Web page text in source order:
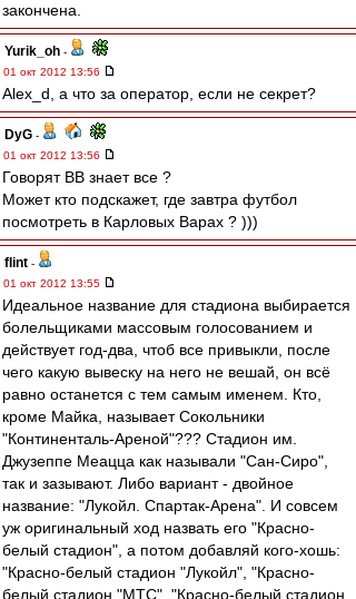
закончена.
Yurik_oh -
01 окт 2012 13:56
Alex_d, а что за оператор, если не секрет?
DyG -
01 окт 2012 13:56
Говорят ВВ знает все ?
Может кто подскажет, где завтра футбол
посмотреть в Карловых Варах ? )))
flint -
01 окт 2012 13:55
Идеальное название для стадиона выбирается
болельщиками массовым голосованием и
действует год-два, чтоб все привыкли, после
чего какую вывеску на него не вешай, он всё
равно останется с тем самым именем. Кто,
кроме Майка, называет Сокольники
"Континенталь-Ареной"??? Стадион им.
Джузеппе Меацца как называли "Сан-Сиро",
так и зазывают. Либо вариант - двойное
название: "Лукойл. Спартак-Арена". И совсем
уж оригинальный ход назвать его "Красно-
белый стадион", а потом добавляй кого-хошь:
"Красно-белый стадион "Лукойл", "Красно-
белый стадион "МТС", "Красно-белый стадион